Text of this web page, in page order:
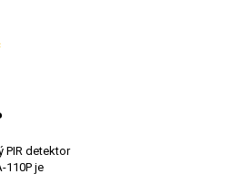
PIR detektor
110P je